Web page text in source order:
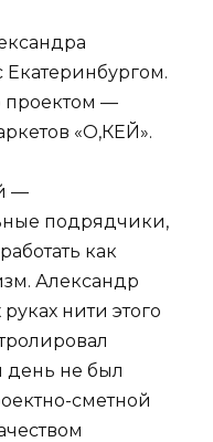
Екатеринбургом.
проектом —
«О,КЕЙ».
—
подрядчики,
как
Александр
нити этого
день не был
сметной